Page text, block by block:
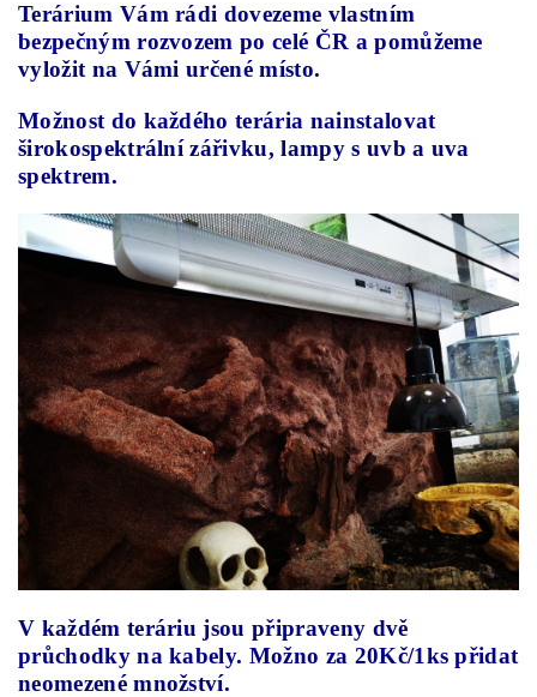
Terárium Vám rádi dovezeme vlastním
bezpečným rozvozem po celé ČR a pomůžeme
vyložit na Vámi určené místo.
Možnost do každého terária nainstalovat
širokospektrální zářivku, lampy s uvb a uva
spektrem.
V každém teráriu jsou připraveny dvě
průchodky na kabely. Možno za 20Kč/1ks přidat
neomezené množství.